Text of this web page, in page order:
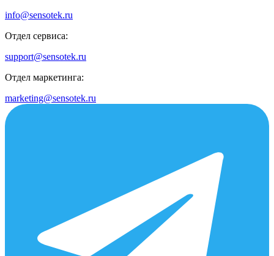
info@sensotek.ru
Отдел сервиса:
support@sensotek.ru
Отдел маркетинга:
marketing@sensotek.ru